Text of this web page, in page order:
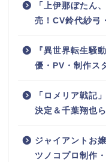
「上伊那ぼたん
売！CV鈴代紗弓
『異世界転生騒
優・PV・制作ス
「ロメリア戦記
決定＆千葉翔也
ジャイアントお
ツノコプロ制作